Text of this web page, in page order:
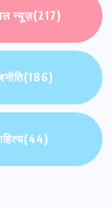
न्यूज़(217)
(186)
(44)